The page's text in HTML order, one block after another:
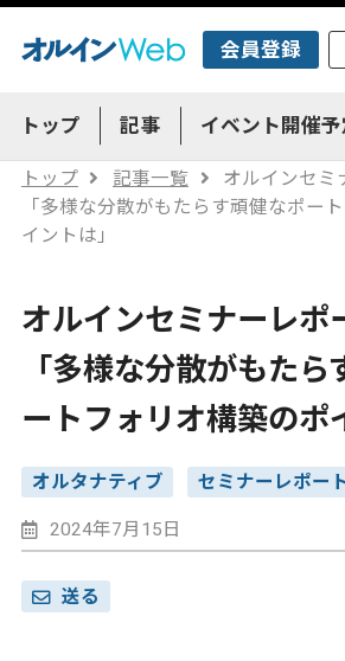
会員登録
トップ 記事 イベント開催予
トップ 記事一覧
オルインセ
「多様な分散がもたらす頑健なポー
イントは」
オルインセミナーレ
「多様な分散がもたら
ートフォリオ構築のポ
オルタナティブ セミナーレポー
2024年7月15日
送る